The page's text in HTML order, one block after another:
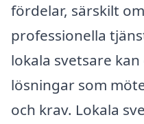
fördelar, särskilt
professionella
lokala svetsare
lösningar som
och krav. Lokala